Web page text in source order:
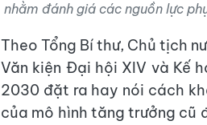
nhằm đánh giá các nguồn lực
Theo Tổng Bí thư, Chủ tịch
Văn kiện Đại hội XIV và Kế
2030 đặt ra hay nói cách
của mô hình tăng trưởng cũ